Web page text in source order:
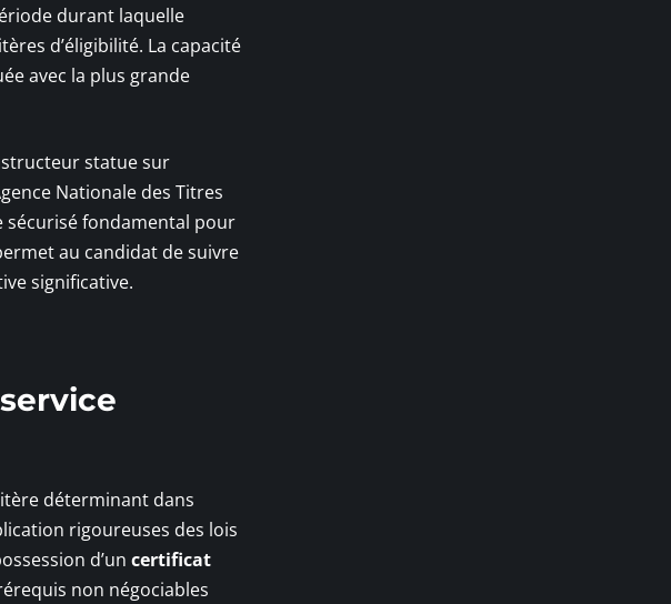
durant laquelle
d’éligibilité. La capacité
avec la plus grande
statue sur
Nationale des Titres
sécurisé fondamental pour
au candidat de suivre
significative.
déterminant dans
rigoureuses des lois
d’un certificat
non négociables